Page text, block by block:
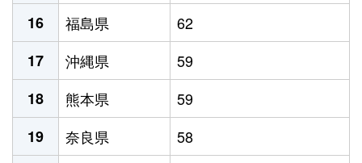
16
福島県
62
17
沖縄県
59
18
熊本県
59
19
奈良県
58